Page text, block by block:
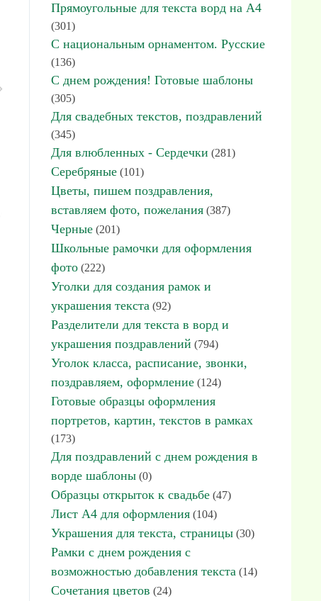
Прямоугольные для текста ворд на А4
(301)
С национальным орнаментом. Русские
(136)
С днем рождения! Готовые шаблоны
(305)
Для свадебных текстов, поздравлений
(345)
Для влюбленных - Сердечки (281)
Серебряные (101)
Цветы, пишем поздравления,
вставляем фото, пожелания (387)
Черные (201)
Школьные рамочки для оформления
фото (222)
Уголки для создания рамок и
украшения текста (92)
Разделители для текста в ворд и
украшения поздравлений (794)
Уголок класса, расписание, звонки,
поздравляем, оформление (124)
Готовые образцы оформления
портретов, картин, текстов в рамках
(173)
Для поздравлений с днем рождения в
ворде шаблоны (0)
Образцы открыток к свадьбе (47)
Лист А4 для оформления (104)
Украшения для текста, страницы (30)
Рамки с днем рождения с
возможностью добавления текста (14)
Сочетания цветов (24)